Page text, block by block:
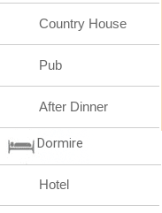
Country House
Pub
After Dinner
Dormire
Hotel